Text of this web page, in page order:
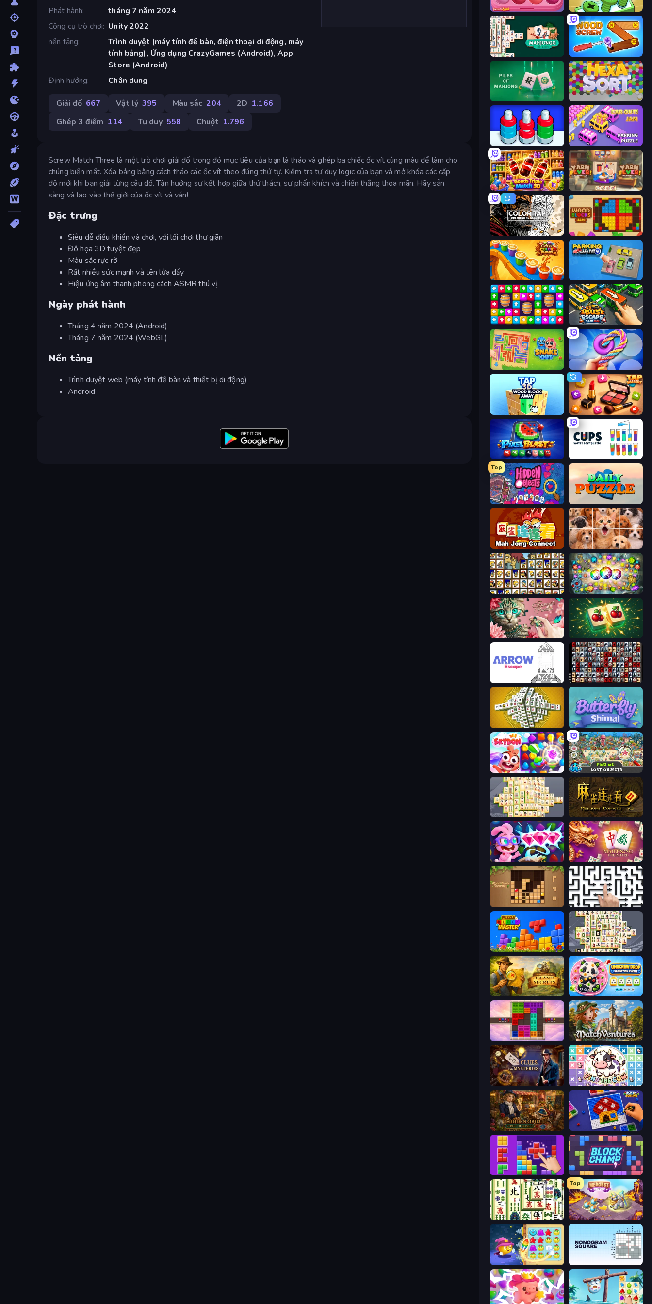
Phát hành
tháng 7 năm 2024
Công cụ trò chơi Unity 2022
nền tảng
Trình duyệt (máy tính để bàn, điện thoại di động, máy
tính bảng), Ứng dụng CrazyGames (Android), App
Store (Android)
Định hướng
Chân dung
Giải đố 667 Vật lý 395 Màu sắc 204 2D 1.166
Ghép 3 điểm 114 Tư duy 558 Chuột 1.796
Screw Match Three là một trò chơi giải đố trong đó mục tiêu của bạn là tháo và ghép ba chiếc ốc vít cùng màu để làm cho
chúng biến mất. Xóa bảng bằng cách tháo các ốc vít theo đúng thứ tự. Kiểm tra tư duy logic của bạn và mở khóa các cấp
độ mới khi bạn giải từng câu đố. Tận hưởng sự kết hợp giữa thử thách, sự phấn khích và chiến thắng thỏa mãn. Hãy sẵn
sàng và lao vào thế giới của ốc vít và ván!
Đặc trưng
Siêu dễ điều khiển và chơi, với lối chơi thư giãn
Đồ họa 3D tuyệt đẹp
Màu sắc rực rỡ
Rất nhiều sức mạnh và tên lửa đẩy
Hiệu ứng âm thanh phong cách ASMR thú vị
Ngày phát hành
Tháng 4 năm 2024 (Android)
Tháng 7 năm 2024 (WebGL)
Nền tảng
Trình duyệt web (máy tính để bàn và thiết bị di động)
Android
Piece of Cake: Merge and Bake Screw Out: Bolts and Nuts
Mahjongg Solitaire Wood Screw: Bolts Puzzle
Piles of Mahjong
Car OUT! Jam Parking Puzzle
Goods Triple Match 3D Yarn Fever! Unravel Puzzle
Color Tap: Coloring by Numbers Wood Blocks Jam
Coffee Color Blocks
Tap Away Story Bus Escape: Clear Jam
Snake Out: Maze Escape Twisted Tangle
Tap Gallery
Pixel Blast Cups - Water Sort Puzzle
Top
Hidden Objects
Mahjong Connect (Legacy) Jigpic Solitaire
Tiles of the Simpsons Forgotten Treasure 2
Favorite Puzzles Mahjong Puzzle: Tile Match
Arrow Escape War Mahjong
Mahjong Tower Butterfly Shimai
Skydom Find Me: Lost Objects
Mahjong Online Mahjong Connect 2 (Legacy)
Skydom: Reforged Mahjong Unlimited
Wood Block Journey Arrow Escape: Puzzle
Puzzle Block Master Mahjong Titans
Hidden Objects: Island Secrets Unscrew Drop: Satisfying Puzzle
Color Cube Puzzle MatchVentures
Hidden Object: Clues and Mysteries Find The Cow
Hidden Object: Street Of Secrets Screw Sorting
BlockBuster Puzzle Block Champ
Mahjong Shanghai
Top
Mergest Kingdom
Candy Riddles